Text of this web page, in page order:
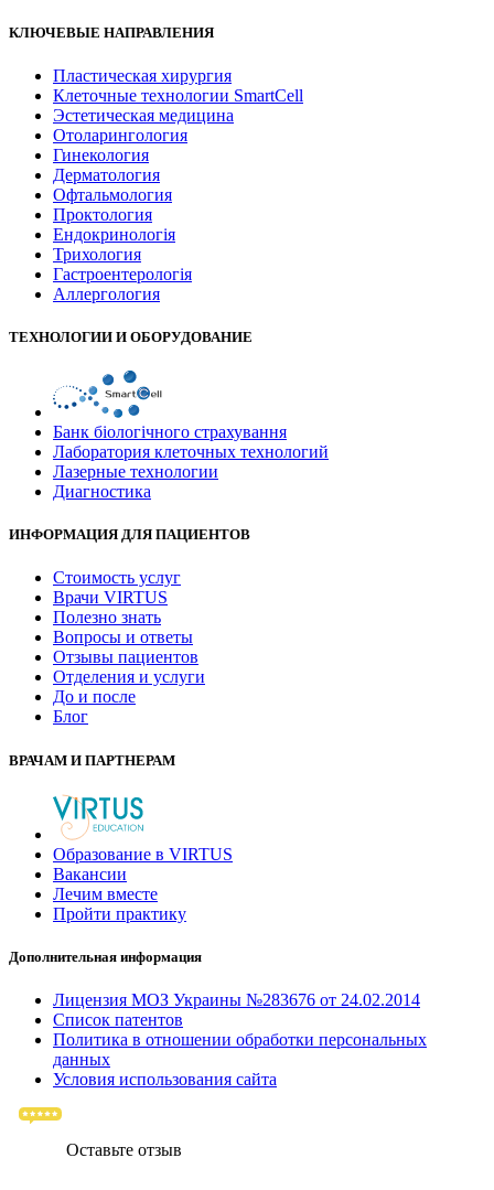
КЛЮЧЕВЫЕ НАПРАВЛЕНИЯ
Пластическая хирургия
Клеточные технологии SmartCell
Эстетическая медицина
Отоларингология
Гинекология
Дерматология
Офтальмология
Проктология
Ендокринологія
Трихология
Гастроентерологія
Аллергология
ТЕХНОЛОГИИ И ОБОРУДОВАНИЕ
Банк бiологiчного страхування
Лаборатория клеточных технологий
Лазерные технологии
Диагностика
ИНФОРМАЦИЯ ДЛЯ ПАЦИЕНТОВ
Стоимость услуг
Врачи VIRTUS
Полезно знать
Вопросы и ответы
Отзывы пациентов
Отделения и услуги
До и после
Блог
ВРАЧАМ И ПАРТНЕРАМ
Образование в VIRTUS
Вакансии
Лечим вместе
Пройти практику
Дополнительная информация
Лицензия МОЗ Украины №283676 от 24.02.2014
Список патентов
Политика в отношении обработки персональных
данных
Условия использования сайта
Оставьте отзыв